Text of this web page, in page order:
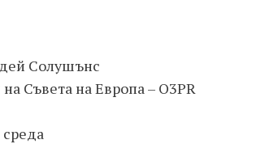
Солушънс
Съвета на Европа – O3PR